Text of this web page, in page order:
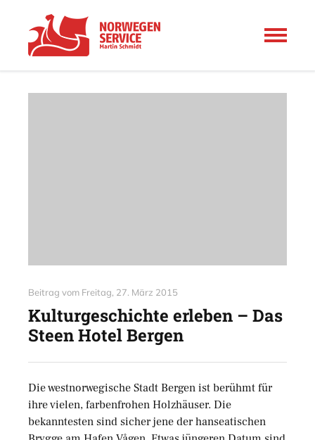
Beitrag vom Freitag, 27. März 2015
Kulturgeschichte erleben – Das
Steen Hotel Bergen
Die westnorwegische Stadt Bergen ist berühmt für
ihre vielen, farbenfrohen Holzhäuser. Die
bekanntesten sind sicher jene der hanseatischen